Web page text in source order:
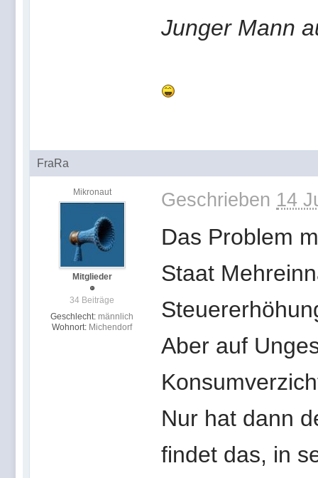
Junger Mann
FraRa
Mikronaut
Mitglieder
34 Beiträge
Geschlecht: männlich
Wohnort: Michendorf
Geschrieben 14
Das Problem
Staat
Aber auf
Nur hat dann
findet das, in